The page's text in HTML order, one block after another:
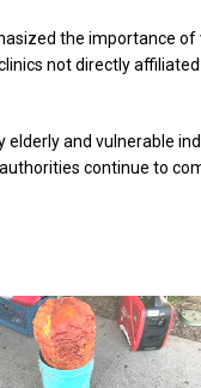
the importance
not directly
elderly and vulnerable
continue to